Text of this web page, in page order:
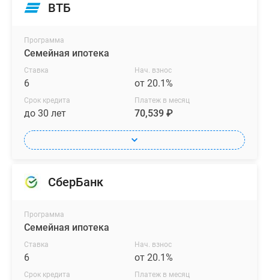
ВТБ
Программа
Семейная ипотека
Ставка
6
Нач. взнос
от 20.1%
Срок кредита
до 30 лет
Платеж в месяц
70,539 ₽
СберБанк
Программа
Семейная ипотека
Ставка
6
Нач. взнос
от 20.1%
Срок кредита Платеж в месяц